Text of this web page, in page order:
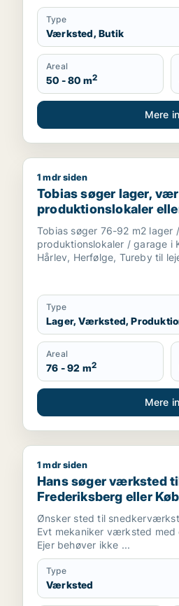
Type
Værksted, Butik
Areal
50 - 80 m2
Mere
Tobias søger lager,
1 mdr siden
Tobias søger lager,
produktionslokaler
Køge, Bjæverskov eller
Tobias søger 76-92 m2
produktionslokaler / garage i
Hårlev, Herfølge, Tureby til
Type
Lager, Værksted,
Areal
76 - 92 m2
Mere
Hans søger værksted til
1 mdr siden
Hans søger værksted
Frederiksberg eller
Ønsker sted til
Evt mekaniker værksted
Ejer behøver ikke ...
Type
Værksted